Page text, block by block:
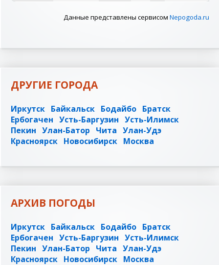
Данные представлены сервисом Nepogoda.ru
ДРУГИЕ ГОРОДА
Иркутск Байкальск Бодайбо Братск
Ербогачен Усть-Баргузин Усть-Илимск
Пекин Улан-Батор Чита Улан-Удэ
Красноярск Новосибирск Москва
АРХИВ ПОГОДЫ
Иркутск Байкальск Бодайбо Братск
Ербогачен Усть-Баргузин Усть-Илимск
Пекин Улан-Батор Чита Улан-Удэ
Красноярск Новосибирск Москва